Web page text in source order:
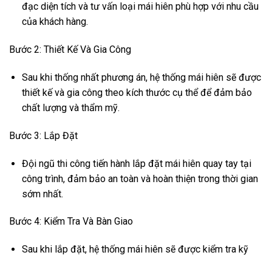
đạc diện tích và tư vấn loại mái hiên phù hợp với nhu cầu
của khách hàng.
Bước 2: Thiết Kế Và Gia Công
Sau khi thống nhất phương án, hệ thống mái hiên sẽ được
thiết kế và gia công theo kích thước cụ thể để đảm bảo
chất lượng và thẩm mỹ.
Bước 3: Lắp Đặt
Đội ngũ thi công tiến hành lắp đặt mái hiên quay tay tại
công trình, đảm bảo an toàn và hoàn thiện trong thời gian
sớm nhất.
Bước 4: Kiểm Tra Và Bàn Giao
Sau khi lắp đặt, hệ thống mái hiên sẽ được kiểm tra kỹ